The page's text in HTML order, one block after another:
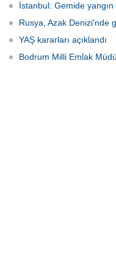
İstanbul: Gemide yangın
Rusya, Azak Denizi'nde
YAŞ kararları açıklandı
Bodrum Milli Emlak